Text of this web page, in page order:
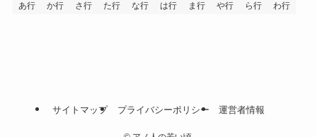
あ行 か行 さ行 た行 な行 は行 ま行 や行 ら行 わ行
サイトマップ プライバシーポリシー 運営者情報